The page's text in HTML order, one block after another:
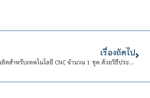
เรื่องถัดไป
เรื่อง ประกวดราคาซื้อชุดจำลองกระบวนการผลิตสำหรับเทคโนโลยี CNC จำนวน 1 ชุด ด้วยวิธีประกวดราคา อิเล็กทรอนิกส์ (e-bidding)